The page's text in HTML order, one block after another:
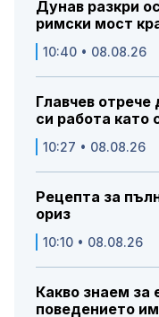
Дунав разкри
римски мост
10:40 • 08.08.26
Главчев отрече
си работа като
10:27 • 08.08.26
Рецепта за
ориз
10:10 • 08.08.26
Какво знаем за
поведението